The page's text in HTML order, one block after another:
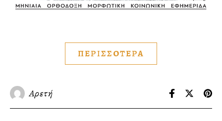
ΠΕΡΙΣΣΟΤΕΡΑ
Αρετή